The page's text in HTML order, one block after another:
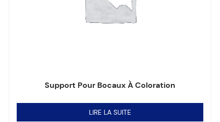
Support Pour Bocaux À Coloration
LIRE LA SUITE